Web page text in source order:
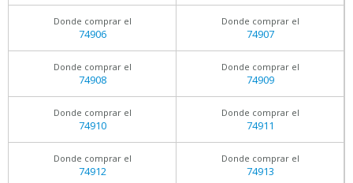
Donde comprar el
74906
Donde comprar el
74907
Donde comprar el
74908
Donde comprar el
74909
Donde comprar el
74910
Donde comprar el
74911
Donde comprar el
74912
Donde comprar el
74913